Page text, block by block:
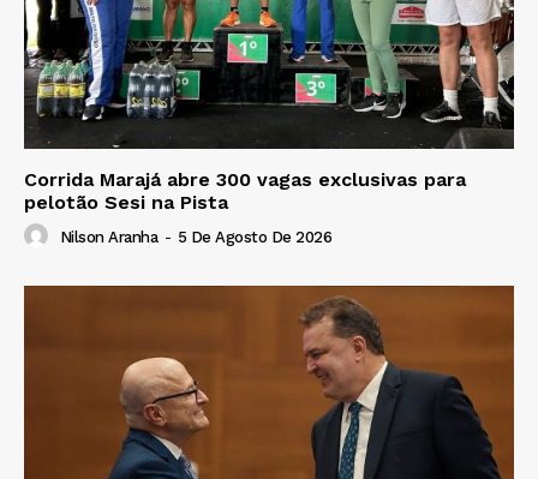
Corrida Marajá abre 300 vagas exclusivas para
pelotão Sesi na Pista
Nilson Aranha - 5 De Agosto De 2026